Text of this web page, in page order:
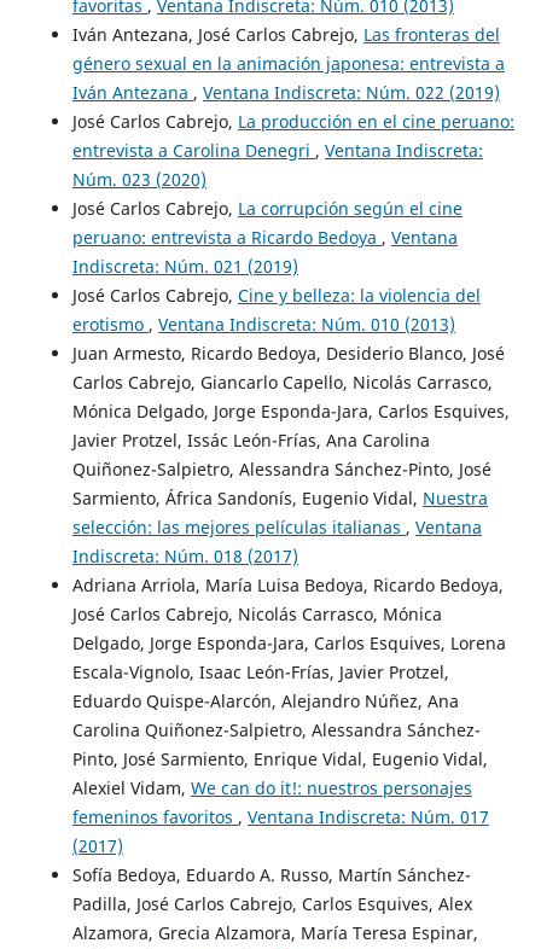
favoritas , Ventana Indiscreta: Núm. 010 (2013)
Iván Antezana, José Carlos Cabrejo, Las fronteras del
género sexual en la animación japonesa: entrevista a
Iván Antezana , Ventana Indiscreta: Núm. 022 (2019)
José Carlos Cabrejo, La producción en el cine peruano:
entrevista a Carolina Denegri , Ventana Indiscreta:
Núm. 023 (2020)
José Carlos Cabrejo, La corrupción según el cine
peruano: entrevista a Ricardo Bedoya , Ventana
Indiscreta: Núm. 021 (2019)
José Carlos Cabrejo, Cine y belleza: la violencia del
erotismo , Ventana Indiscreta: Núm. 010 (2013)
Juan Armesto, Ricardo Bedoya, Desiderio Blanco, José
Carlos Cabrejo, Giancarlo Capello, Nicolás Carrasco,
Mónica Delgado, Jorge Esponda-Jara, Carlos Esquives,
Javier Protzel, Issác León-Frías, Ana Carolina
Quiñonez-Salpietro, Alessandra Sánchez-Pinto, José
Sarmiento, África Sandonís, Eugenio Vidal, Nuestra
selección: las mejores películas italianas , Ventana
Indiscreta: Núm. 018 (2017)
Adriana Arriola, María Luisa Bedoya, Ricardo Bedoya,
José Carlos Cabrejo, Nicolás Carrasco, Mónica
Delgado, Jorge Esponda-Jara, Carlos Esquives, Lorena
Escala-Vignolo, Isaac León-Frías, Javier Protzel,
Eduardo Quispe-Alarcón, Alejandro Núñez, Ana
Carolina Quiñonez-Salpietro, Alessandra Sánchez-
Pinto, José Sarmiento, Enrique Vidal, Eugenio Vidal,
Alexiel Vidam, We can do it!: nuestros personajes
femeninos favoritos , Ventana Indiscreta: Núm. 017
(2017)
Sofía Bedoya, Eduardo A. Russo, Martín Sánchez-
Padilla, José Carlos Cabrejo, Carlos Esquives, Alex
Alzamora, Grecia Alzamora, María Teresa Espinar,